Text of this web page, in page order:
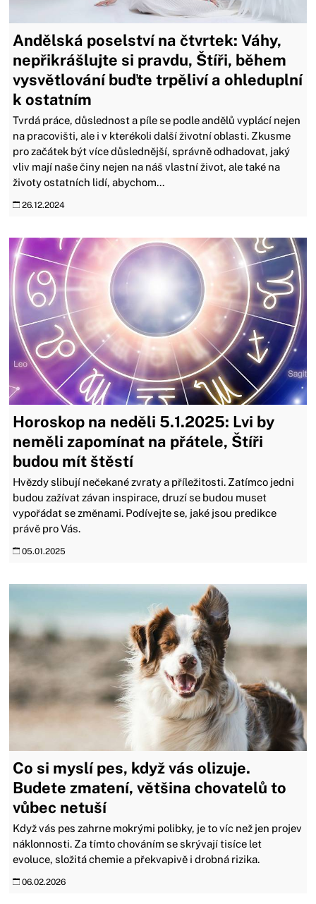
Andělská poselství na čtvrtek: Váhy,
nepřikrášlujte si pravdu, Štíři, během
vysvětlování buďte trpěliví a ohleduplní
k ostatním
Tvrdá práce, důslednost a píle se podle andělů vyplácí nejen
na pracovišti, ale i v kterékoli další životní oblasti. Zkusme
pro začátek být více důslednější, správně odhadovat, jaký
vliv mají naše činy nejen na náš vlastní život, ale také na
životy ostatních lidí, abychom...
26.12.2024
Horoskop na neděli 5.1.2025: Lvi by
neměli zapomínat na přátele, Štíři
budou mít štěstí
Hvězdy slibují nečekané zvraty a příležitosti. Zatímco jedni
budou zažívat závan inspirace, druzí se budou muset
vypořádat se změnami. Podívejte se, jaké jsou predikce
právě pro Vás.
05.01.2025
Co si myslí pes, když vás olizuje.
Budete zmatení, většina chovatelů to
vůbec netuší
Když vás pes zahrne mokrými polibky, je to víc než jen projev
náklonnosti. Za tímto chováním se skrývají tisíce let
evoluce, složitá chemie a překvapivě i drobná rizika.
06.02.2026